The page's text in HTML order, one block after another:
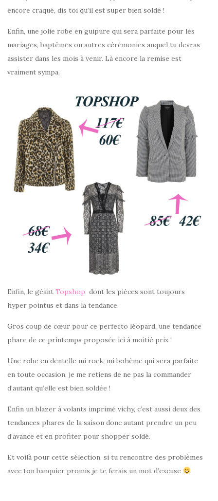
encore craqué, dis toi qu’il est super bien soldé !
Enfin, une jolie robe en guipure qui sera parfaite pour les
mariages, baptêmes ou autres cérémonies auquel tu devras
assister dans les mois à venir. Là encore la remise est
vraiment sympa.
Enfin, le géant Topshop dont les pièces sont toujours
hyper pointus et dans la tendance.
Gros coup de cœur pour ce perfecto léopard, une tendance
phare de ce printemps proposée ici à moitié prix !
Une robe en dentelle mi rock, mi bohème qui sera parfaite
en toute occasion, je me retiens de ne pas la commander
d’autant qu’elle est bien soldée !
Enfin un blazer à volants imprimé vichy, c’est aussi deux des
tendances phares de la saison donc autant prendre un peu
d’avance et en profiter pour shopper soldé.
Et voilà pour cette sélection, si tu rencontre des problèmes
avec ton banquier promis je te ferais un mot d’excuse